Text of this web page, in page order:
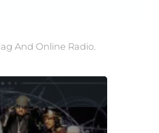
And Online Radio.